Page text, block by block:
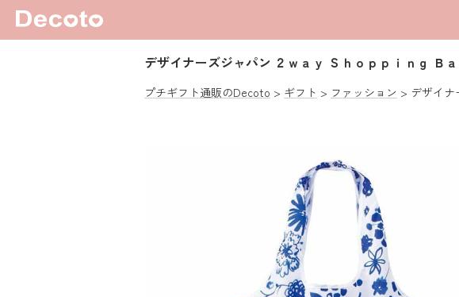
デザイナーズジャパン ２ｗａｙ Ｓｈｏｐｐｉｎｇ Ｂａ
プチギフト通販のDecoto ギフト ファッション デザイ